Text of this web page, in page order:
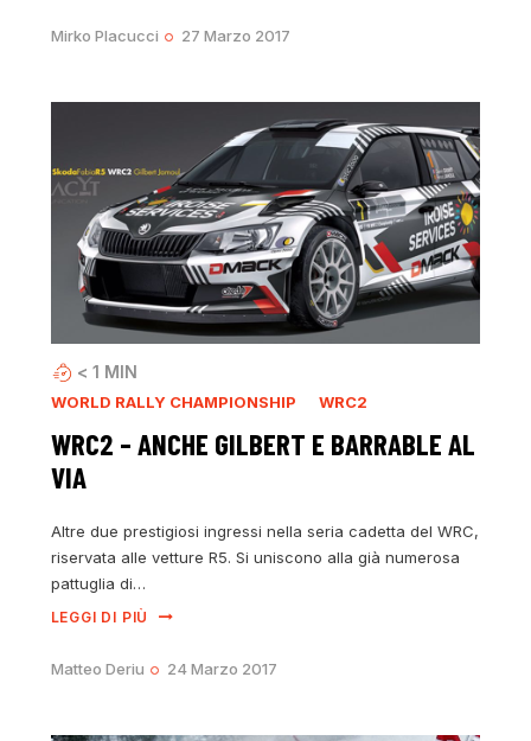
Mirko Placucci 27 Marzo 2017
< 1 MIN
WORLD RALLY CHAMPIONSHIP WRC2
WRC2 – ANCHE GILBERT E BARRABLE AL
VIA
Altre due prestigiosi ingressi nella seria cadetta del WRC,
riservata alle vetture R5. Si uniscono alla già numerosa
pattuglia di…
LEGGI DI PIÙ
Matteo Deriu 24 Marzo 2017